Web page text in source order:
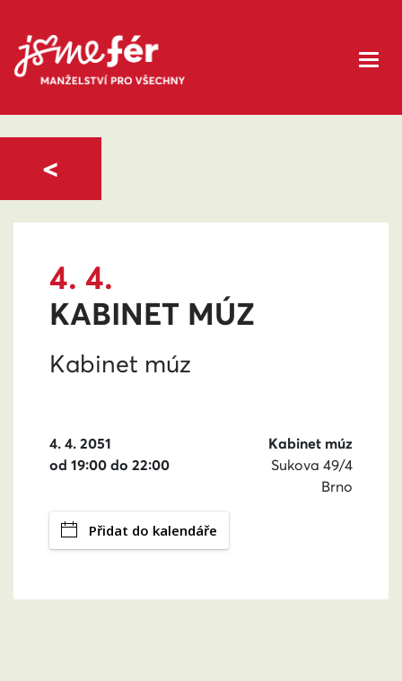
4. 4.
KABINET MÚZ
Kabinet múz
4. 4. 2051
od 19:00 do 22:00
Kabinet múz
Sukova 49/4
Brno
Přidat do kalendáře
<